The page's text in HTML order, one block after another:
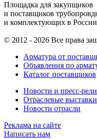
Площадка для закупщиков
и поставщиков
и комплектующих в России
© 2012 - 2026 Все права
Арматура от
Объявления по
Каталог поставщиков
Новости и пресс-
Отраслевые выставки
Новости отрасли
Реклама на сайте
Написать нам